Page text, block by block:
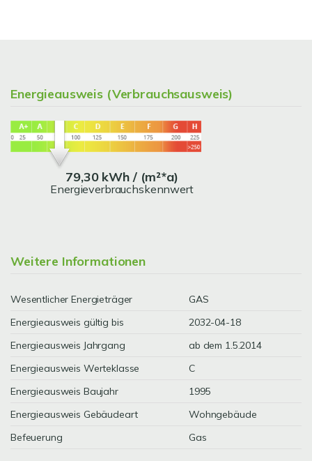
Energieausweis (Verbrauchsausweis)
79,30 kWh / (m²*a)
Energieverbrauchskennwert
Weitere Informationen
Wesentlicher Energieträger
GAS
Energieausweis gültig bis
2032-04-18
Energieausweis Jahrgang
ab dem 1.5.2014
Energieausweis Werteklasse
C
Energieausweis Baujahr
1995
Energieausweis Gebäudeart
Wohngebäude
Befeuerung
Gas